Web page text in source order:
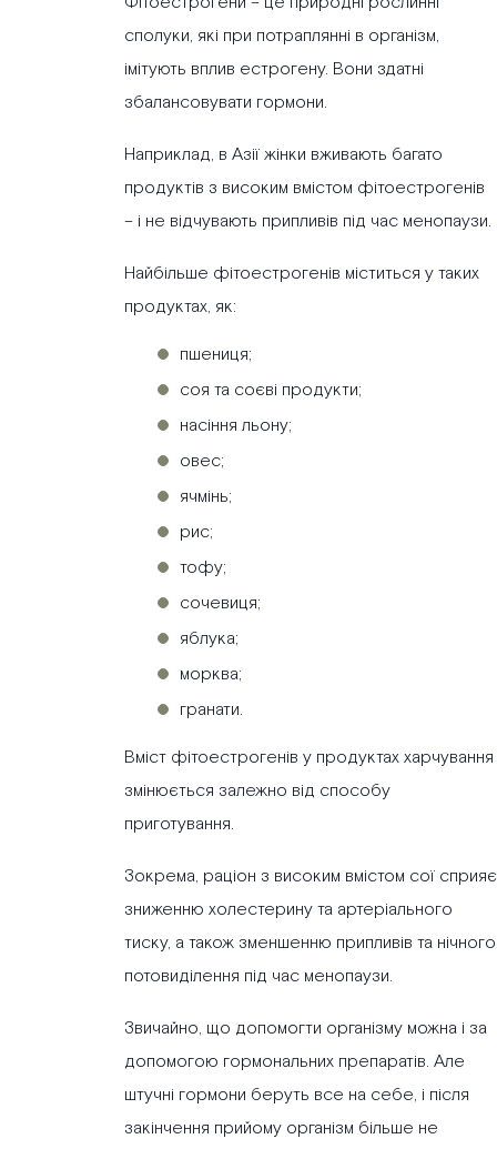
сполуки, які при потраплянні в організм,
імітують вплив естрогену. Вони здатні
збалансовувати гормони.
Наприклад, в Азії жінки вживають багато
продуктів з високим вмістом фітоестрогенів
– і не відчувають припливів під час менопаузи.
Найбільше фітоестрогенів міститься у таких
продуктах, як:
пшениця;
соя та соєві продукти;
насіння льону;
овес;
ячмінь;
рис;
тофу;
сочевиця;
яблука;
морква;
гранати.
Вміст фітоестрогенів у продуктах харчування
змінюється залежно від способу
приготування.
Зокрема, раціон з високим вмістом сої сприяє
зниженню холестерину та артеріального
тиску, а також зменшенню припливів та нічного
потовиділення під час менопаузи.
Звичайно, що допомогти організму можна і за
допомогою гормональних препаратів. Але
штучні гормони беруть все на себе, і після
закінчення прийому організм більше не